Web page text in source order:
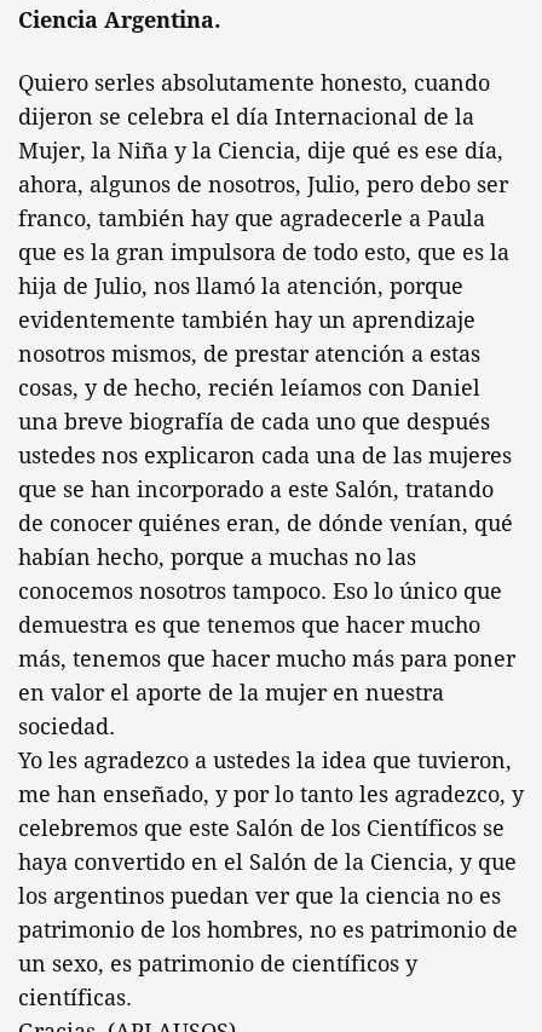
Ciencia Argentina.
Quiero serles absolutamente honesto, cuando
dijeron se celebra el día Internacional de la
Mujer, la Niña y la Ciencia, dije qué es ese día,
ahora, algunos de nosotros, Julio, pero debo ser
franco, también hay que agradecerle a Paula
que es la gran impulsora de todo esto, que es la
hija de Julio, nos llamó la atención, porque
evidentemente también hay un aprendizaje
nosotros mismos, de prestar atención a estas
cosas, y de hecho, recién leíamos con Daniel
una breve biografía de cada uno que después
ustedes nos explicaron cada una de las mujeres
que se han incorporado a este Salón, tratando
de conocer quiénes eran, de dónde venían, qué
habían hecho, porque a muchas no las
conocemos nosotros tampoco. Eso lo único que
demuestra es que tenemos que hacer mucho
más, tenemos que hacer mucho más para poner
en valor el aporte de la mujer en nuestra
sociedad.
Yo les agradezco a ustedes la idea que tuvieron,
me han enseñado, y por lo tanto les agradezco, y
celebremos que este Salón de los Científicos se
haya convertido en el Salón de la Ciencia, y que
los argentinos puedan ver que la ciencia no es
patrimonio de los hombres, no es patrimonio de
un sexo, es patrimonio de científicos y
científicas.